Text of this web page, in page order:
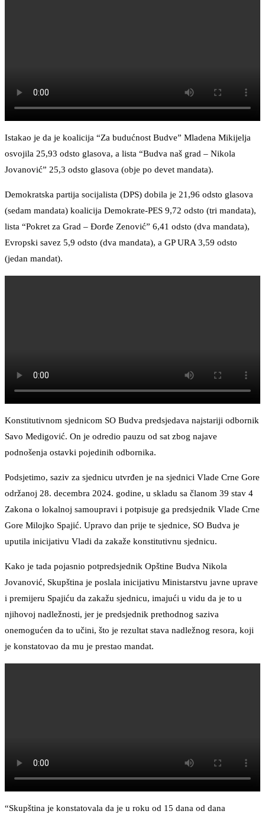
Istakao je da je koalicija “Za budućnost Budve” Mladena Mikijelja
osvojila 25,93 odsto glasova, a lista “Budva naš grad – Nikola
Jovanović” 25,3 odsto glasova (obje po devet mandata).
Demokratska partija socijalista (DPS) dobila je 21,96 odsto glasova
(sedam mandata) koalicija Demokrate-PES 9,72 odsto (tri mandata),
lista “Pokret za Grad – Đorđe Zenović” 6,41 odsto (dva mandata),
Evropski savez 5,9 odsto (dva mandata), a GP URA 3,59 odsto
(jedan mandat).
Konstitutivnom sjednicom SO Budva predsjedava najstariji odbornik
Savo Medigović. On je odredio pauzu od sat zbog najave
podnošenja ostavki pojedinih odbornika.
Podsjetimo, saziv za sjednicu utvrđen je na sjednici Vlade Crne Gore
održanoj 28. decembra 2024. godine, u skladu sa članom 39 stav 4
Zakona o lokalnoj samoupravi i potpisuje ga predsjednik Vlade Crne
Gore Milojko Spajić. Upravo dan prije te sjednice, SO Budva je
uputila inicijativu Vladi da zakaže konstitutivnu sjednicu.
Kako je tada pojasnio potpredsjednik Opštine Budva Nikola
Jovanović, Skupština je poslala inicijativu Ministarstvu javne uprave
i premijeru Spajiću da zakažu sjednicu, imajući u vidu da je to u
njihovoj nadležnosti, jer je predsjednik prethodnog saziva
onemogućen da to učini, što je rezultat stava nadležnog resora, koji
je konstatovao da mu je prestao mandat.
“Skupština je konstatovala da je u roku od 15 dana od dana